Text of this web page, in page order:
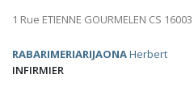
1 Rue ETIENNE GOURMELEN CS
RABARIMERIARIJAONAHerbert
INFIRMIER